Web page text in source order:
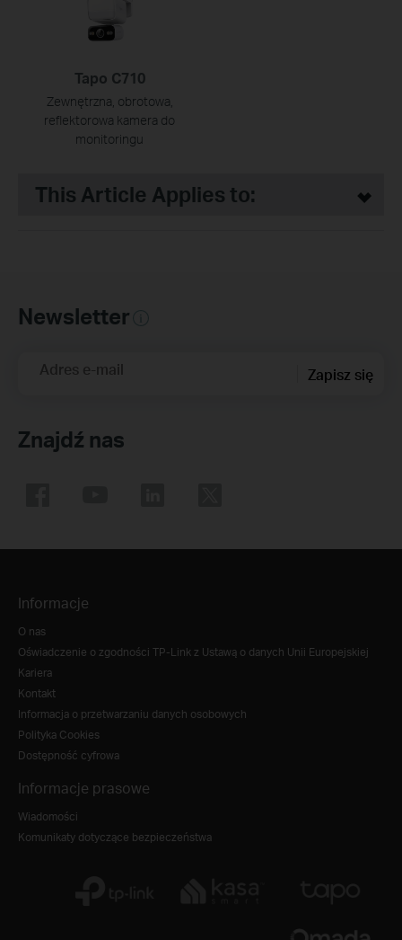
Tapo C710
Zewnętrzna, obrotowa,
reflektorowa kamera do
monitoringu
This Article Applies to:
Newsletter
Adres e-mail Zapisz się
Znajdź nas
Informacje
O nas
Oświadczenie o zgodności TP-Link z Ustawą o danych Unii Europejskiej
Kariera
Kontakt
Informacja o przetwarzaniu danych osobowych
Polityka Cookies
Dostępność cyfrowa
Informacje prasowe
Wiadomości
Komunikaty dotyczące bezpieczeństwa